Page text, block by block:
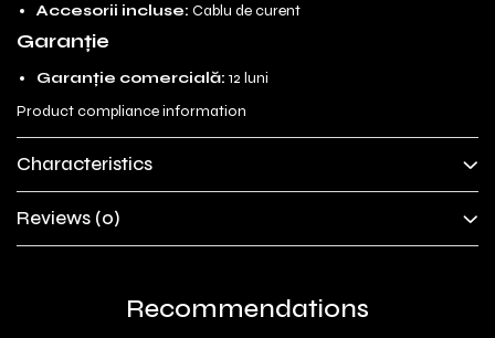
Accesorii incluse: Cablu de curent
Garanție
Garanție comercială: 12 luni
Product compliance information
Characteristics
Reviews (0)
Recommendations